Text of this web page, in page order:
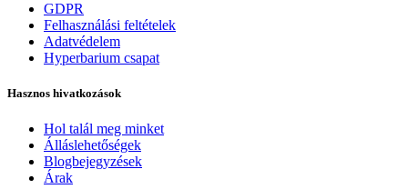
GDPR
Felhasználási feltételek
Adatvédelem
Hyperbarium csapat
Hasznos hivatkozások
Hol talál meg minket
Álláslehetőségek
Blogbejegyzések
Árak